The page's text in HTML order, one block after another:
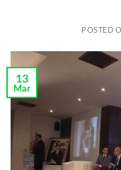
POSTED
13
Mar